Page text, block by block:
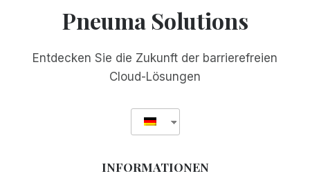
FÜR
Pneuma Solutions
Entdecken Sie die Zukunft der barrierefreien
Cloud-Lösungen
INFORMATIONEN